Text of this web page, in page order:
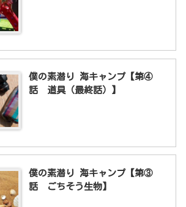
僕の素潜り 海キャンプ【第④
話 道具（最終話）】
僕の素潜り 海キャンプ【第③
話 ごちそう生物】